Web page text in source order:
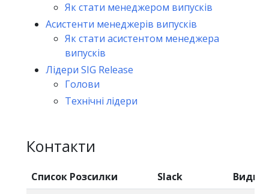
Як стати менеджером випусків
Асистенти менеджерів випусків
Як стати асистентом менеджера
випусків
Лідери SIG Release
Голови
Технічні лідери
Контакти
Список Розсилки Slack